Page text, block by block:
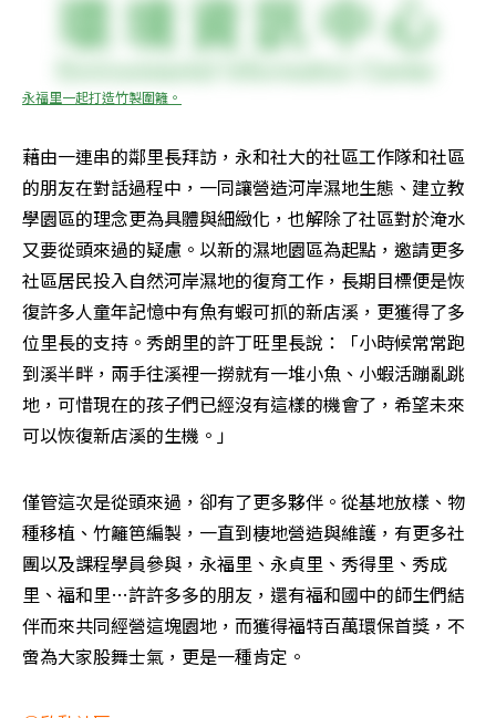
永福里一起打造竹製圍籬。
藉由一連串的鄰里長拜訪，永和社大的社區工作隊和社區
的朋友在對話過程中，一同讓營造河岸濕地生態、建立教
學園區的理念更為具體與細緻化，也解除了社區對於淹水
又要從頭來過的疑慮。以新的濕地園區為起點，邀請更多
社區居民投入自然河岸濕地的復育工作，長期目標便是恢
復許多人童年記憶中有魚有蝦可抓的新店溪，更獲得了多
位里長的支持。秀朗里的許丁旺里長說：「小時候常常跑
到溪半畔，兩手往溪裡一撈就有一堆小魚、小蝦活蹦亂跳
地，可惜現在的孩子們已經沒有這樣的機會了，希望未來
可以恢復新店溪的生機。」
僅管這次是從頭來過，卻有了更多夥伴。從基地放樣、物
種移植、竹籬笆編製，一直到棲地營造與維護，有更多社
團以及課程學員參與，永福里、永貞里、秀得里、秀成
里、福和里…許許多多的朋友，還有福和國中的師生們結
伴而來共同經營這塊園地，而獲得福特百萬環保首獎，不
啻為大家股舞士氣，更是一種肯定。